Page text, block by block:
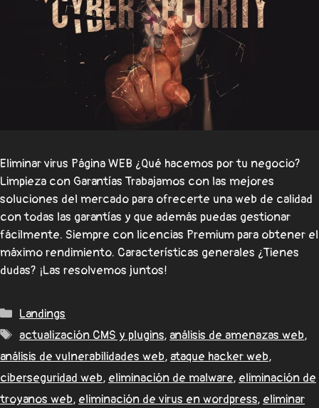
Eliminar virus Página WEB ¿Qué hacemos por tu negocio?
Limpieza con Garantías Trabajamos con las mejores
soluciones del mercado para ofrecerte una web de calidad
con todas las garantías y que además puedas gestionar
fácilmente. Siempre con licencias Premium para obtener el
máximo rendimiento. Características generales ¿Tienes
dudas? ¡Las resolvemos juntos!
Landings
actualización CMS y plugins, análisis de amenazas web,
análisis de vulnerabilidades web, ataque hacker web,
ciberseguridad web, eliminación de malware, eliminación de
troyanos web, eliminación de virus en wordpress, eliminar